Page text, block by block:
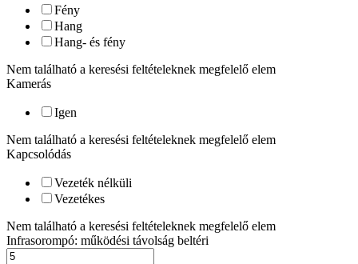
Fény
Hang
Hang- és fény
Nem található a keresési feltételeknek megfelelő elem
Kamerás
Igen
Nem található a keresési feltételeknek megfelelő elem
Kapcsolódás
Vezeték nélküli
Vezetékes
Nem található a keresési feltételeknek megfelelő elem
Infrasorompó: működési távolság beltéri